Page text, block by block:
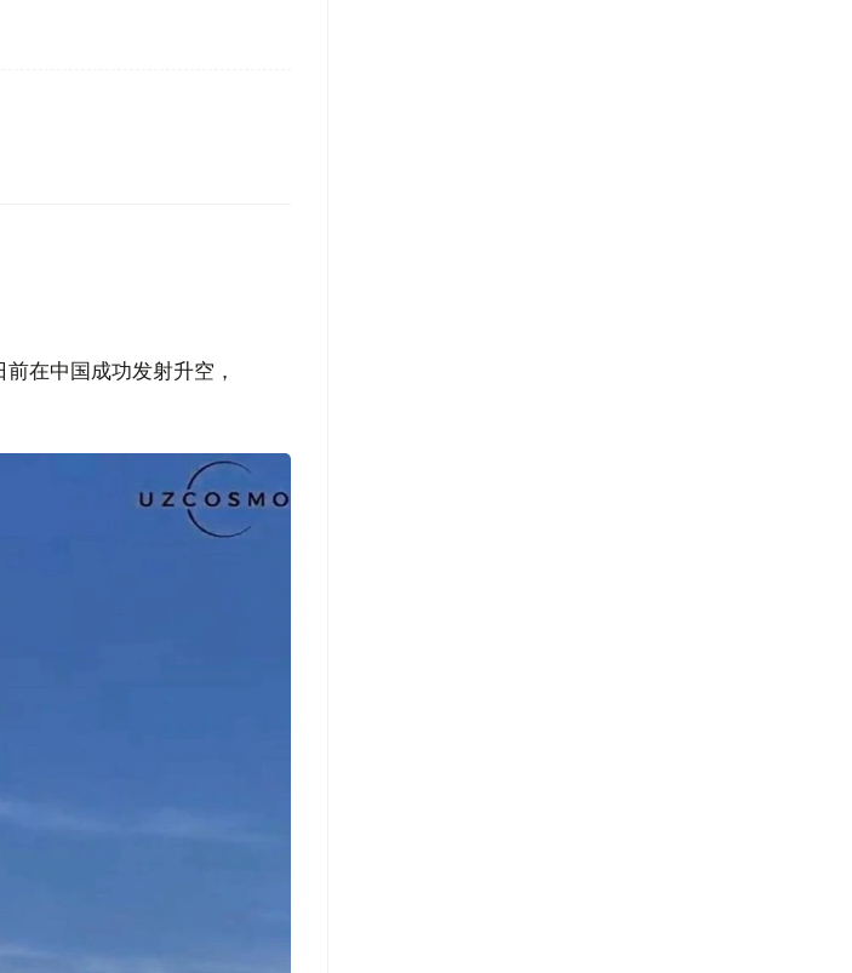
在中国成功发射升空，